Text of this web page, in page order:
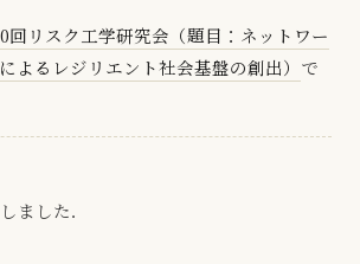
回リスク工学研究会（題目：ネットワー
よるレジリエント社会基盤の創出） で
ました．